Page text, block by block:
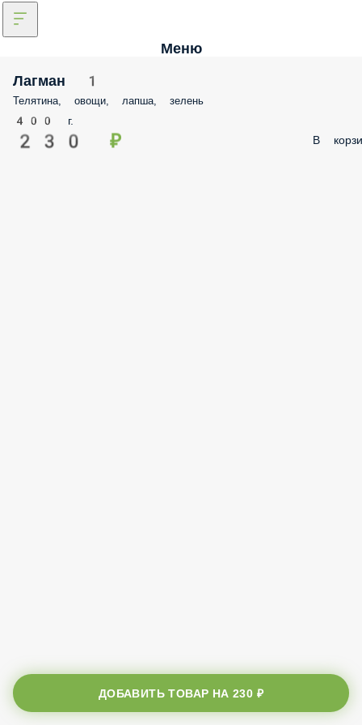
Меню
Лагман 1
Телятина, овощи, лапша, зелень
400 г.
230 ₽ В
ДОБАВИТЬ ТОВАР НА230 ₽